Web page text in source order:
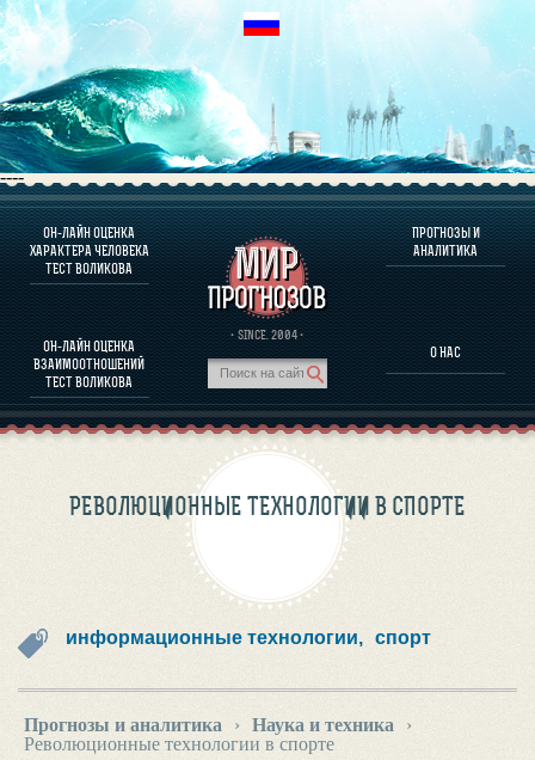
----
ОН-ЛАЙН ОЦЕНКА
ХАРАКТЕРА ЧЕЛОВЕКА
ТЕСТ ВОЛИКОВА
ОН-ЛАЙН ОЦЕНКА
ВЗАИМООТНОШЕНИЙ
ТЕСТ ВОЛИКОВА
· SINCE. 2004 ·
ПРОГНОЗЫ И
АНАЛИТИКА
О НАС
О ПРОГРАММЕ
ОЦЕНКА ХАРАКТЕРA ЧЕЛОВЕКА
ОЦЕНКА ХАРАКТЕРА ВЫДАЮЩИХСЯ ЛИЧНОСТЕЙ
О ПРОГРАММЕ
ПРОГНОЗЫ И АНАЛИТИКА
РЕВОЛЮЦИОННЫЕ ТЕХНОЛОГИИ В СПОРТЕ
информационные технологии, спорт
Прогнозы и аналитика › Наука и техника
›
Революционные технологии в спорте